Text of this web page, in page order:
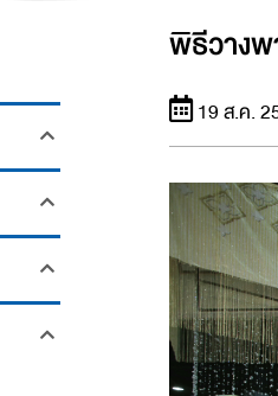
พิธีวาง
19 ส.ค.